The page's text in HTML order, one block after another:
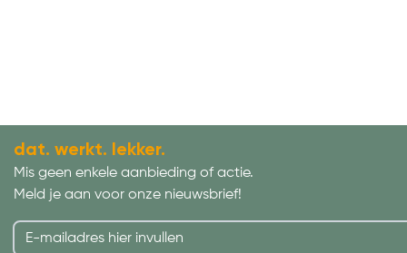
dat. werkt. lekker.
Mis geen enkele aanbieding of actie.
Meld je aan voor onze nieuwsbrief!